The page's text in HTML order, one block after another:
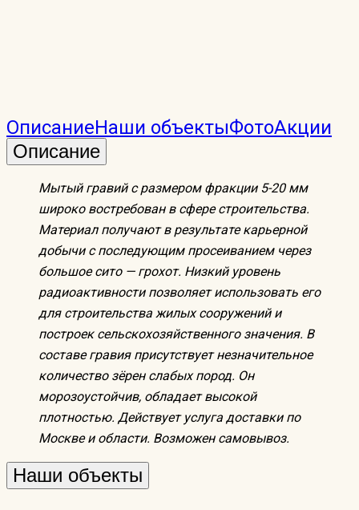
ОписаниеНаши объектыФотоАкции
Описание
Мытый гравий с размером фракции 5-20 мм
широко востребован в сфере строительства.
Материал получают в результате карьерной
добычи с последующим просеиванием через
большое сито — грохот. Низкий уровень
радиоактивности позволяет использовать его
для строительства жилых сооружений и
построек сельскохозяйственного значения. В
составе гравия присутствует незначительное
количество зёрен слабых пород. Он
морозоустойчив, обладает высокой
плотностью. Действует услуга доставки по
Москве и области. Возможен самовывоз.
Наши объекты